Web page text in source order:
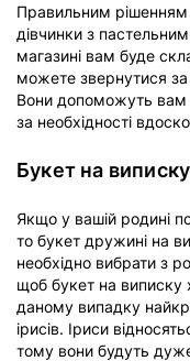
Правильним рішенням
дівчинки з
магазині вам буде
можете звернутися
Вони допоможуть вам
за необхідності
Букет на
Якщо у вашій родині
то букет дружині на
необхідно вибрати з
щоб букет на виписку
даному випадку
ірисів. Іриси
тому вони будуть